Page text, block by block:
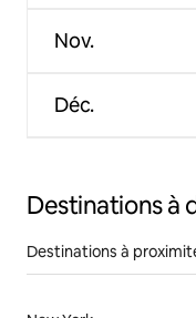
Nov.
Déc.
Destinations à
Destinations à